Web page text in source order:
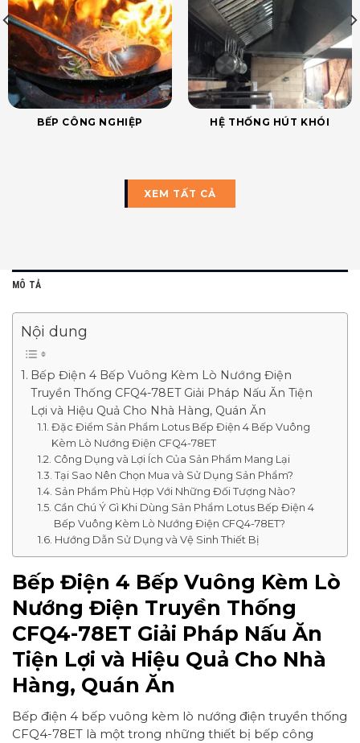
BẾP CÔNG NGHIỆP HỆ THỐNG HÚT KHÓI
XEM TẤT CẢ
MÔ TẢ
Nội dung
Bếp Điện 4 Bếp Vuông Kèm Lò Nướng Điện
Truyền Thống CFQ4-78ET Giải Pháp Nấu Ăn Tiện
Lợi và Hiệu Quả Cho Nhà Hàng, Quán Ăn
Đặc Điểm Sản Phẩm Lotus Bếp Điện 4 Bếp Vuông
Kèm Lò Nướng Điện CFQ4-78ET
Công Dụng và Lợi Ích Của Sản Phẩm Mang Lại
Tại Sao Nên Chọn Mua và Sử Dụng Sản Phẩm?
Sản Phẩm Phù Hợp Với Những Đối Tượng Nào?
Cần Chú Ý Gì Khi Dùng Sản Phẩm Lotus Bếp Điện 4
Bếp Vuông Kèm Lò Nướng Điện CFQ4-78ET?
Hướng Dẫn Sử Dụng và Vệ Sinh Thiết Bị
Bếp Điện 4 Bếp Vuông Kèm Lò
Nướng Điện Truyền Thống
CFQ4-78ET Giải Pháp Nấu Ăn
Tiện Lợi và Hiệu Quả Cho Nhà
Hàng, Quán Ăn
Bếp điện 4 bếp vuông kèm lò nướng điện truyền thống
CFQ4-78ET là một trong những thiết bị bếp công